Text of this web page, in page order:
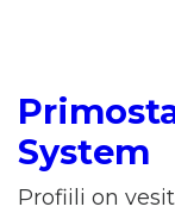
System
Profiili on